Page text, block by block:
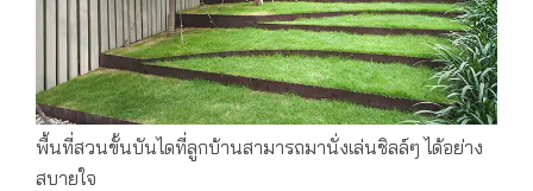
พื้นที่สวนขั้นบันไดที่ลูกบ้านสามารถมานั่งเล่นชิลล์ๆ ได้อย่าง
สบายใจ